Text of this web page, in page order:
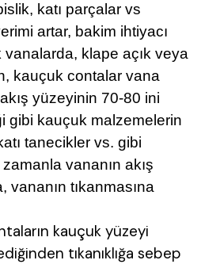
katı parçalar vs
artar, bakim ihtiyacı
vanalarda, klape açık veya
kauçuk contalar vana
yüzeyinin 70-80 ini
gibi kauçuk malzemelerin
tanecikler vs. gibi
vananın akış
vananın tıkanmasına
kauçuk yüzeyi
tıkanıklığa sebep